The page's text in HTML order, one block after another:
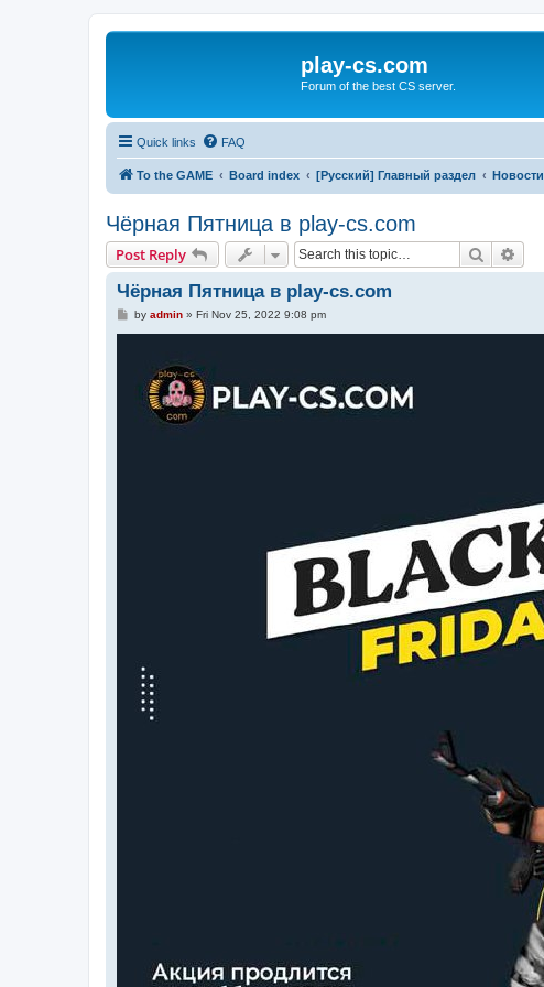
play-cs.com
Forum of the best CS server.
Quick links FAQ
To the GAME Board index [Русский] Главный раздел Новости
Чёрная Пятница в play-cs.com
Post Reply Search
Чёрная Пятница в play-cs.com
Pby admin» Fri Nov 25, 2022 9:08 pm